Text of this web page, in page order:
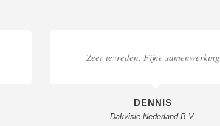
Zeer tevreden. Fijne samenwerking
DENNIS
Dakvisie Nederland B.V.